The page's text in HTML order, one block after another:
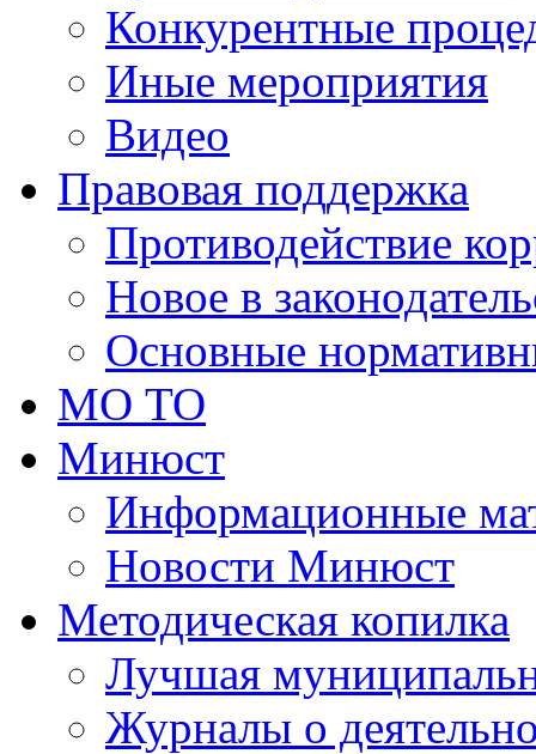
Конкурентные
Иные мероприятия
Видео
Правовая поддержка
Противодействие
Новое в
Основные
МО ТО
Минюст
Информационные
Новости Минюст
Методическая копилка
Лучшая
Журналы о